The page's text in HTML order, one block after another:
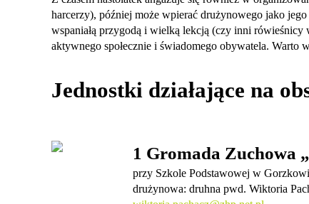
harcerzy), później może wpierać drużynowego jako
wspaniałą przygodą i wielką lekcją (czy inni
aktywnego społecznie i świadomego obywatela. Warto
Jednostki działające na
1 Gromada Zuchowa
przy Szkole Podstawowej w
drużynowa: druhna pwd. Wiktoria